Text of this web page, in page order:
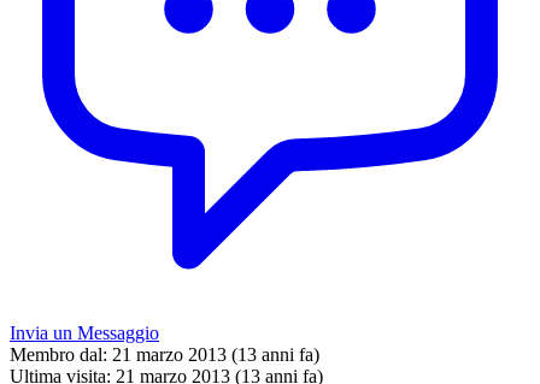
Invia un Messaggio
Membro dal: 21 marzo 2013 (13 anni fa)
Ultima visita: 21 marzo 2013 (13 anni fa)